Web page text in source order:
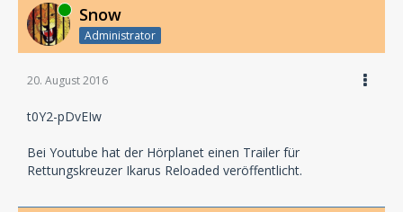
Online Snow
Administrator
20. August 2016
t0Y2-pDvEIw
Bei Youtube hat der Hörplanet einen Trailer für
Rettungskreuzer Ikarus Reloaded veröffentlicht.